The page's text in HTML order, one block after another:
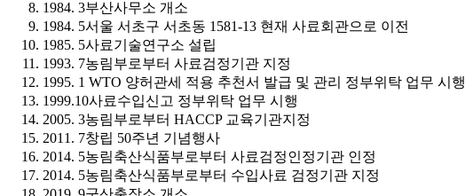
1984. 3부산사무소 개소
1984. 5서울 서초구 서초동 1581-13 현재 사료회관으로 이전
1985. 5사료기술연구소 설립
1993. 7농림부로부터 사료검정기관 지정
1995. 1 WTO 양허관세 적용 추천서 발급 및 관리 정부위탁 업무 시행
1999.10사료수입신고 정부위탁 업무 시행
2005. 3농림부로부터 HACCP 교육기관지정
2011. 7창립 50주년 기념행사
2014. 5농림축산식품부로부터 사료검정인정기관 인정
2014. 5농림축산식품부로부터 수입사료 검정기관 지정